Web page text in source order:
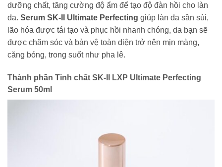
dưỡng chất, tăng cường độ ẩm để tạo độ đàn hồi cho làn
da. Serum SK-II Ultimate Perfecting giúp làn da sần sùi,
lão hóa được tái tạo và phục hồi nhanh chóng, da bạn sẽ
được chăm sóc và bản vệ toàn diện trở nên mịn màng,
căng bóng, trong suốt như pha lê.
Thành phần Tinh chất SK-II LXP Ultimate Perfecting
Serum 50ml